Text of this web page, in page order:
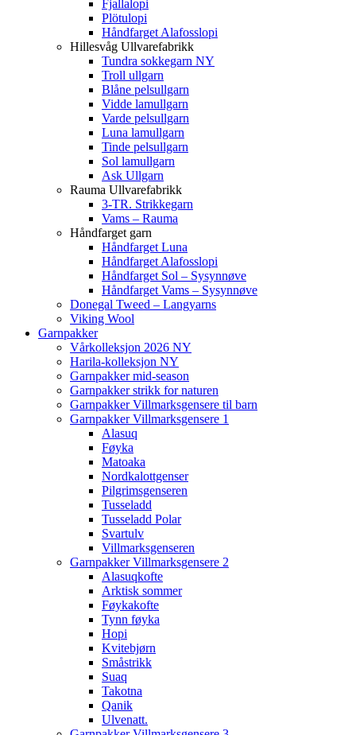
Fjallalopi
Plötulopi
Håndfarget Alafosslopi
Hillesvåg Ullvarefabrikk
Tundra sokkegarn NY
Troll ullgarn
Blåne pelsullgarn
Vidde lamullgarn
Varde pelsullgarn
Luna lamullgarn
Tinde pelsullgarn
Sol lamullgarn
Ask Ullgarn
Rauma Ullvarefabrikk
3-TR. Strikkegarn
Vams – Rauma
Håndfarget garn
Håndfarget Luna
Håndfarget Alafosslopi
Håndfarget Sol – Sysynnøve
Håndfarget Vams – Sysynnøve
Donegal Tweed – Langyarns
Viking Wool
Garnpakker
Vårkolleksjon 2026 NY
Harila-kolleksjon NY
Garnpakker mid-season
Garnpakker strikk for naturen
Garnpakker Villmarksgensere til barn
Garnpakker Villmarksgensere 1
Alasuq
Føyka
Matoaka
Nordkalottgenser
Pilgrimsgenseren
Tusseladd
Tusseladd Polar
Svartulv
Villmarksgenseren
Garnpakker Villmarksgensere 2
Alasuqkofte
Arktisk sommer
Føykakofte
Tynn føyka
Hopi
Kvitebjørn
Småstrikk
Suaq
Takotna
Qanik
Ulvenatt.